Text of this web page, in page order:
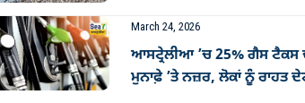
March 24, 2026
ਆਸਟ੍ਰੇਲੀਆ ’ਚ 25% ਗੈਸ
ਮੁਨਾਫ਼ੇ ’ਤੇ ਨਜ਼ਰ, ਲੋਕਾਂ ਨੂੰ ਰਾਹਤ